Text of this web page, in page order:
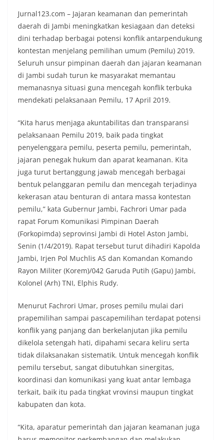
Jurnal123.com – Jajaran keamanan dan pemerintah
daerah di Jambi meningkatkan kesiagaan dan deteksi
dini terhadap berbagai potensi konflik antarpendukung
kontestan menjelang pemilihan umum (Pemilu) 2019.
Seluruh unsur pimpinan daerah dan jajaran keamanan
di Jambi sudah turun ke masyarakat memantau
memanasnya situasi guna mencegah konflik terbuka
mendekati pelaksanaan Pemilu, 17 April 2019.
“Kita harus menjaga akuntabilitas dan transparansi
pelaksanaan Pemilu 2019, baik pada tingkat
penyelenggara pemilu, peserta pemilu, pemerintah,
jajaran penegak hukum dan aparat keamanan. Kita
juga turut bertanggung jawab mencegah berbagai
bentuk pelanggaran pemilu dan mencegah terjadinya
kekerasan atau benturan di antara massa kontestan
pemilu,” kata Gubernur Jambi, Fachrori Umar pada
rapat Forum Komunikasi Pimpinan Daerah
(Forkopimda) seprovinsi Jambi di Hotel Aston Jambi,
Senin (1/4/2019). Rapat tersebut turut dihadiri Kapolda
Jambi, Irjen Pol Muchlis AS dan Komandan Komando
Rayon Militer (Korem)/042 Garuda Putih (Gapu) Jambi,
Kolonel (Arh) TNI, Elphis Rudy.
Menurut Fachrori Umar, proses pemilu mulai dari
prapemilihan sampai pascapemilihan terdapat potensi
konflik yang panjang dan berkelanjutan jika pemilu
dikelola setengah hati, dipahami secara keliru serta
tidak dilaksanakan sistematik. Untuk mencegah konflik
pemilu tersebut, sangat dibutuhkan sinergitas,
koordinasi dan komunikasi yang kuat antar lembaga
terkait, baik itu pada tingkat vrovinsi maupun tingkat
kabupaten dan kota.
“Kita, aparatur pemerintah dan jajaran keamanan juga